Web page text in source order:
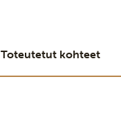
Toteutetut kohteet